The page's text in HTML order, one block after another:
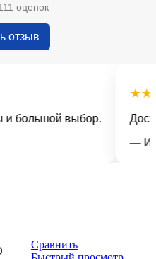
оценок
отзыв
выбор.
— Илья
Сравнить